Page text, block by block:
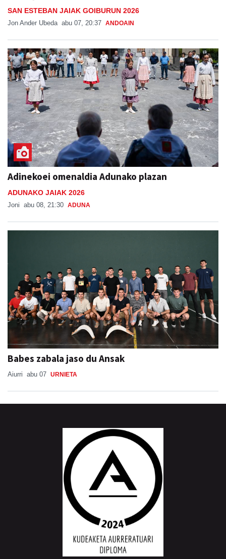
SAN ESTEBAN JAIAK GOIBURUN 2026
Jon Ander Ubeda abu 07, 20:37 ANDOAIN
Adinekoei omenaldia Adunako plazan
ADUNAKO JAIAK 2026
Joni abu 08, 21:30 ADUNA
Babes zabala jaso du Ansak
Aiurri abu 07 URNIETA